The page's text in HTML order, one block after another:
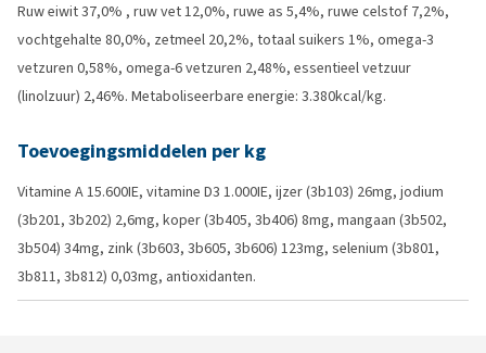
Ruw eiwit 37,0% , ruw vet 12,0%, ruwe as 5,4%, ruwe celstof 7,2%,
vochtgehalte 80,0%, zetmeel 20,2%, totaal suikers 1%, omega-3
vetzuren 0,58%, omega-6 vetzuren 2,48%, essentieel vetzuur
(linolzuur) 2,46%. Metaboliseerbare energie: 3.380kcal/kg.
Toevoegingsmiddelen per kg
Vitamine A 15.600IE, vitamine D3 1.000IE, ijzer (3b103) 26mg, jodium
(3b201, 3b202) 2,6mg, koper (3b405, 3b406) 8mg, mangaan (3b502,
3b504) 34mg, zink (3b603, 3b605, 3b606) 123mg, selenium (3b801,
3b811, 3b812) 0,03mg, antioxidanten.